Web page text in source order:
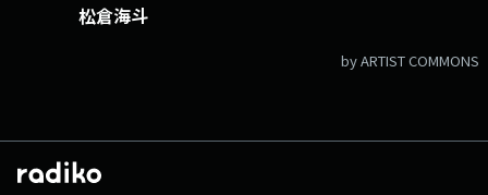
松倉海斗
by ARTIST COMMONS